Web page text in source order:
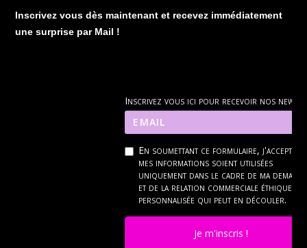
Inscrivez vous dès maintenant et recevez immédiatement
une surprise par Mail !
Inscrivez vous ici pour recevoir nos news
En soumettant ce formulaire, j'accepte
mes informations soient utilisées
uniquement dans le cadre de ma
et de la relation commerciale éthique et
personnalisée qui peut en découler.
Je m'inscris !